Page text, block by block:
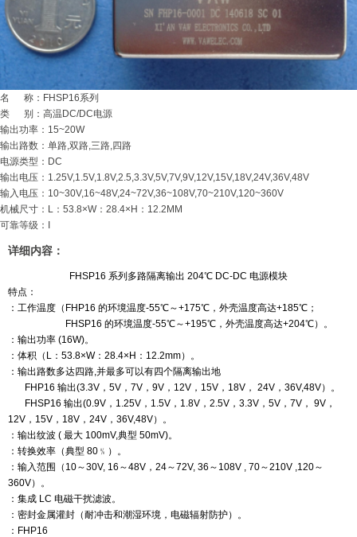
名 称：FHSP16系列
类 别：高温DC/DC电源
输出功率：15~20W
输出路数：单路,双路,三路,四路
电源类型：DC
输出电压：1.25V,1.5V,1.8V,2.5,3.3V,5V,7V,9V,12V,15V,18V,24V,36V,48V
输入电压：10~30V,16~48V,24~72V,36~108V,70~210V,120~360V
机械尺寸：L：53.8×W：28.4×H：12.2MM
可靠等级：I
详细内容：
FHSP16 系列多路隔离输出 204℃ DC-DC 电源模块
特点：
：工作温度（ FHP16 的环境温度-55℃～+175℃，外壳温度高达+185℃；
FHSP16 的环境温度-55℃～+195℃，外壳温度高达+204℃）。
：输出功率 (16W)。
：体积（ L ：53.8×W：28.4×H ：12.2mm）。
：输出路数多达四路,并最多可以有四个隔离输出地
FHP16 输出(3.3V，5V，7V，9V，12V，15V，18V， 24V，36V,48V）。
FHSP16 输出(0.9V，1.25V，1.5V，1.8V，2.5V，3.3V，5V，7V， 9V，
12V，15V，18V，24V，36V,48V）。
：输出纹波 ( 最大 100mV,典型 50mV)。
：转换效率（典型 80﹪）。
：输入范围（10～30V, 16～48V，24～72V, 36～108V , 70～210V ,120～
360V）。
：集成 LC 电磁干扰滤波。
：密封金属灌封（耐冲击和潮湿环境，电磁辐射防护）。
：FHP16